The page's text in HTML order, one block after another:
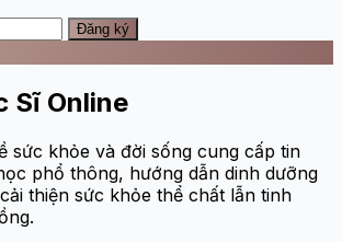
Đăng ký
Sĩ Online
sức khỏe và đời sống cung cấp tin
phổ thông, hướng dẫn dinh dưỡng
thiện sức khỏe thể chất lẫn tinh